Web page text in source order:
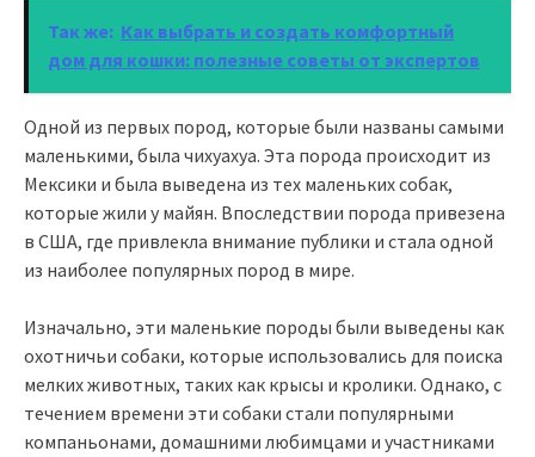
Так же: Как выбрать и создать комфортный
дом для кошки: полезные советы от экспертов
Одной из первых пород, которые были названы самыми
маленькими, была чихуахуа. Эта порода происходит из
Мексики и была выведена из тех маленьких собак,
которые жили у майян. Впоследствии порода привезена
в США, где привлекла внимание публики и стала одной
из наиболее популярных пород в мире.
Изначально, эти маленькие породы были выведены как
охотничьи собаки, которые использовались для поиска
мелких животных, таких как крысы и кролики. Однако, с
течением времени эти собаки стали популярными
компаньонами, домашними любимцами и участниками